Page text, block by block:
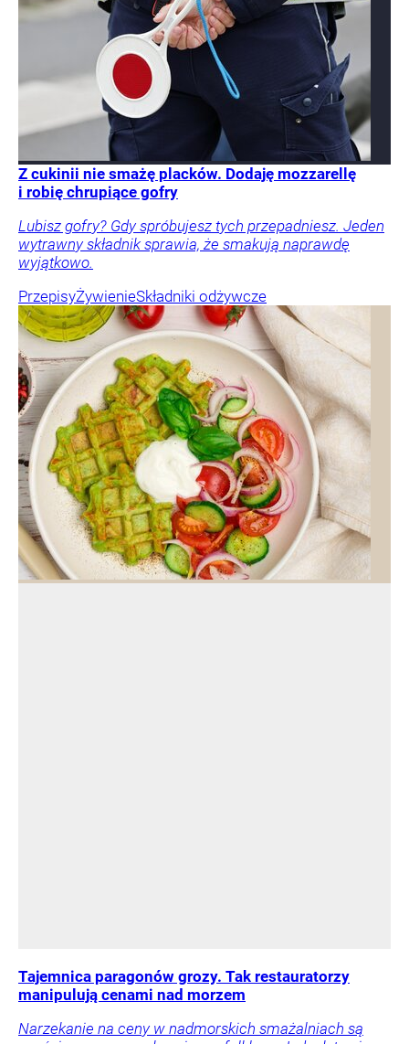
Z cukinii nie smażę placków. Dodaję mozzarellę
i robię chrupiące gofry
Lubisz gofry? Gdy spróbujesz tych przepadniesz. Jeden
wytrawny składnik sprawia, że smakują naprawdę
wyjątkowo.
PrzepisyŻywienieSkładniki odżywcze
Tajemnica paragonów grozy. Tak restauratorzy
manipulują cenami nad morzem
Narzekanie na ceny w nadmorskich smażalniach są